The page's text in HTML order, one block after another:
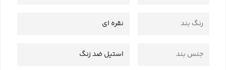
رنگ بند نقره ای
جنس بند استیل ضد زنگ